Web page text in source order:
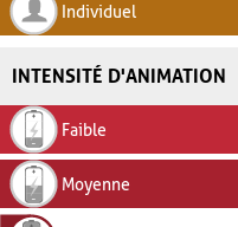
Individuel
INTENSITÉ D'ANIMATION
Faible
Moyenne